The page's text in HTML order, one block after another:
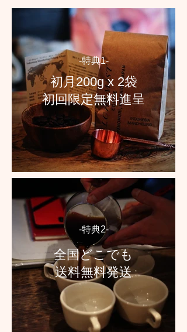
-特典2-
-特典1-
全国どこでも
​送料無料発送
初月200g x 2袋
初回限定無料進呈